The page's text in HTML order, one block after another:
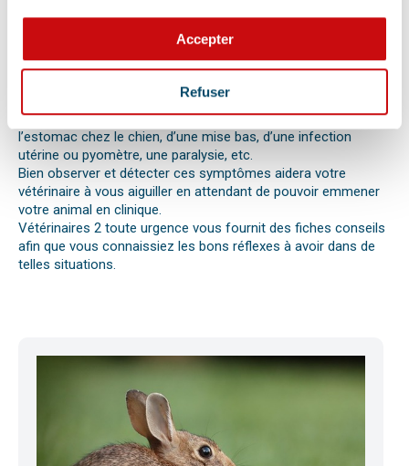
Accepter
Refuser
Différentes causes peuvent être à l’origine d’une urgence pour
réaction allergique avec œdème de Quincke, d’une intoxication
ou envenimation, d’un syndrome dilatation torsion de
l’estomac chez le chien, d’une mise bas, d’une infection
utérine ou pyomètre, une paralysie, etc.
Bien observer et détecter ces symptômes aidera votre
vétérinaire à vous aiguiller en attendant de pouvoir emmener
votre animal en clinique.
Vétérinaires 2 toute urgence vous fournit des fiches conseils
afin que vous connaissiez les bons réflexes à avoir dans de
telles situations.